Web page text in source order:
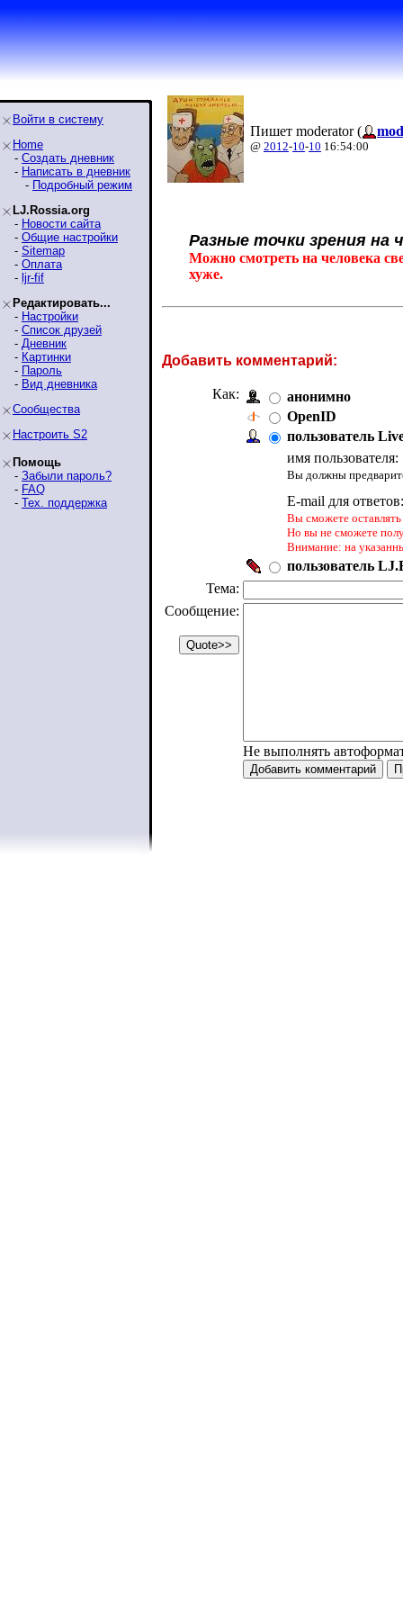
Войти в систему
Home
- Создать дневник
- Написать в дневник
- Подробный режим
LJ.Rossia.org
- Новости сайта
- Общие настройки
- Sitemap
- Оплата
- ljr-fif
Редактировать...
- Настройки
- Список друзей
- Дневник
- Картинки
- Пароль
- Вид дневника
Сообщества
Настроить S2
Помощь
- Забыли пароль?
- FAQ
- Тех. поддержка
Пишет moderator (
@ 2012-10-10 16:54:00
Разные точки зрения на
Можно смотреть на человека
хуже.
Добавить комментарий:
Как:
анонимно
OpenID
пользователь
имя пользователя:
Вы должны
E-mail для
Вы сможете
Но вы не сможете
Внимание: на
пользователь
Тема:
Сообщение:
Не выполнять